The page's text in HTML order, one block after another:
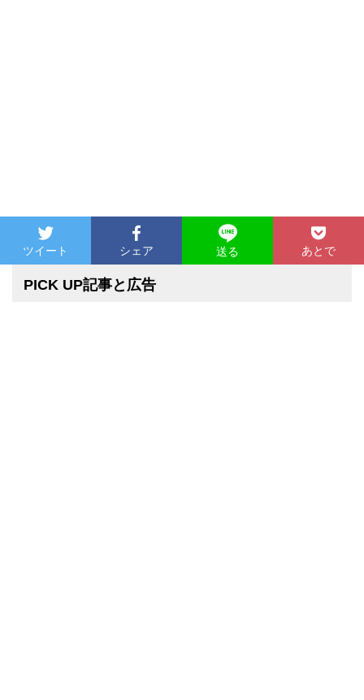
ツイート シェア 送る あとで
PICK UP記事と広告